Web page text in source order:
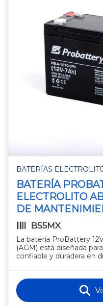
BATERÍAS
BATERÍA
ELECTROLITO
DE
B55MX
La batería ProBattery
(AGM) está diseñada
confiable y duradera en